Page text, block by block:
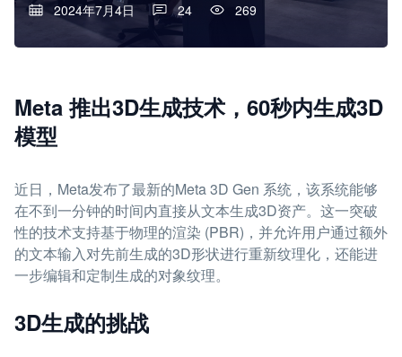
2024年7月4日 24 269
Meta 推出3D生成技术，60秒内生成3D
模型
近日，Meta发布了最新的Meta 3D Gen 系统，该系统能够
在不到一分钟的时间内直接从文本生成3D资产。这一突破
性的技术支持基于物理的渲染 (PBR)，并允许用户通过额外
的文本输入对先前生成的3D形状进行重新纹理化，还能进
一步编辑和定制生成的对象纹理。
3D生成的挑战